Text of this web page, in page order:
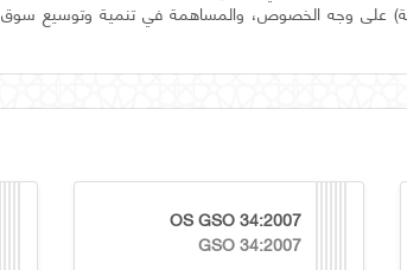
(الإلكترونيات المطبوعة) على وجه الخصوص، والمساهمة في تنمية وتوسيع سوق
OS GSO 34:2007
GSO 34:2007